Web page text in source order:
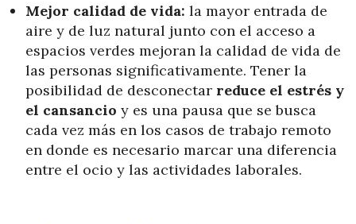
Mejor calidad de vida: la mayor entrada de
aire y de luz natural junto con el acceso a
espacios verdes mejoran la calidad de vida de
las personas significativamente. Tener la
posibilidad de desconectar reduce el estrés y
el cansancio y es una pausa que se busca
cada vez más en los casos de trabajo remoto
en donde es necesario marcar una diferencia
entre el ocio y las actividades laborales.